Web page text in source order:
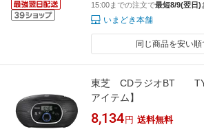
15:00までの注文で最短8/9(翌日)
いまどき本舗
同じ商品を安い順
東芝 CDラジオBT TY
アイテム】
8,134 円 送料無料